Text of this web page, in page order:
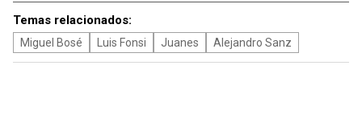
Temas relacionados:
Miguel Bosé Luis Fonsi Juanes Alejandro Sanz